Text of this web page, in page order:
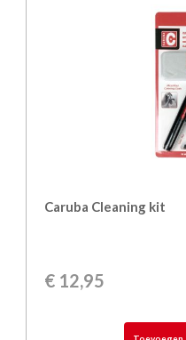
Caruba Cleaning kit
€ 12,95
Toevoegen